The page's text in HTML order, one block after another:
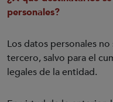
personales?
Los datos personales
tercero, salvo para el
legales de la entidad.